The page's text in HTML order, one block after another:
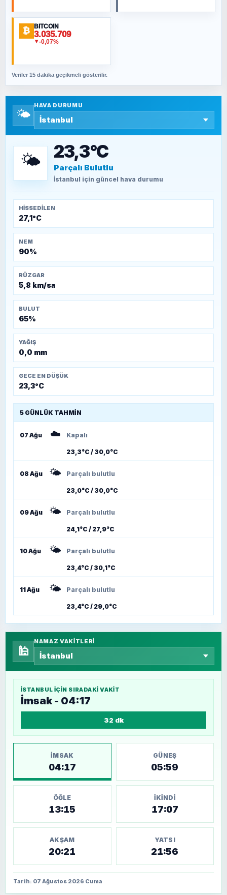
ORHAN KILIÇOĞLU
Fahişeye beyinli bir müstevli alçağına
SAVAŞ ŞAHİN
SEYFULLAH ÇİÇEK
TEOMAN ALPASLAN
Kütahya-Eskişehir Muharebeleri (10-24
₿ BITCOIN
3.035.709
▼-0,07%
Veriler 15 dakika geçikmeli gösterilir.
🌤️
HAVA DURUMU
🌤️ 23,3°C
Parçalı Bulutlu
İstanbul için güncel hava durumu
HISSEDILEN
27,1°C
NEM
90%
RÜZGAR
5,8 km/sa
BULUT
65%
YAĞIŞ
0,0 mm
GECE EN DÜŞÜK
23,3°C
5 GÜNLÜK TAHMIN
07 Ağu ☁️ Kapalı
23,3°C / 30,0°C
08 Ağu 🌤️ Parçalı bulutlu
23,0°C / 30,0°C
09 Ağu 🌤️ Parçalı bulutlu
24,1°C / 27,9°C
10 Ağu 🌤️ Parçalı bulutlu
23,4°C / 30,1°C
11 Ağu 🌤️ Parçalı bulutlu
23,4°C / 29,0°C
🕌
NAMAZ VAKITLERI
İSTANBUL IÇIN SIRADAKI VAKIT
İmsak - 04:17
32 dk
İMSAK
04:17
GÜNEŞ
05:59
ÖĞLE
13:15
İKINDI
17:07
AKŞAM
20:21
YATSI
21:56
Tarih: 07 Ağustos 2026 Cuma